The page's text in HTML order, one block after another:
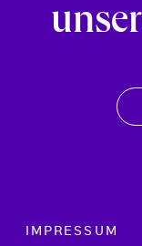
Footer menu
IMPRESSUM